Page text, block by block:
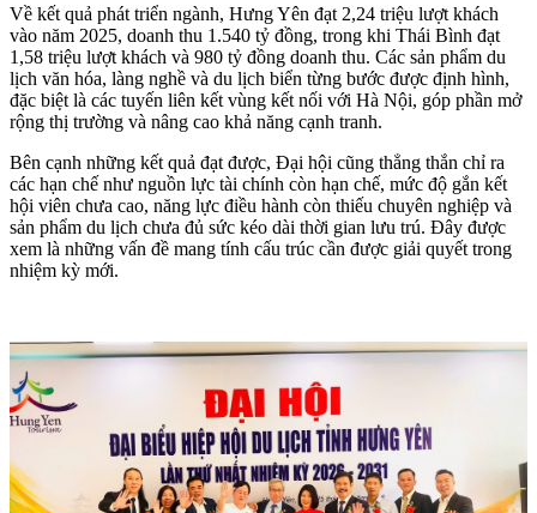
Về kết quả phát triển ngành, Hưng Yên đạt 2,24 triệu lượt khách
vào năm 2025, doanh thu 1.540 tỷ đồng, trong khi Thái Bình đạt
1,58 triệu lượt khách và 980 tỷ đồng doanh thu. Các sản phẩm du
lịch văn hóa, làng nghề và du lịch biển từng bước được định hình,
đặc biệt là các tuyến liên kết vùng kết nối với Hà Nội, góp phần mở
rộng thị trường và nâng cao khả năng cạnh tranh.
Bên cạnh những kết quả đạt được, Đại hội cũng thẳng thắn chỉ ra
các hạn chế như nguồn lực tài chính còn hạn chế, mức độ gắn kết
hội viên chưa cao, năng lực điều hành còn thiếu chuyên nghiệp và
sản phẩm du lịch chưa đủ sức kéo dài thời gian lưu trú. Đây được
xem là những vấn đề mang tính cấu trúc cần được giải quyết trong
nhiệm kỳ mới.